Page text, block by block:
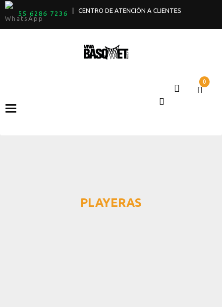
55 6286 7236 | CENTRO DE ATENCIÓN A CLIENTES
Categories
0
PLAYERAS